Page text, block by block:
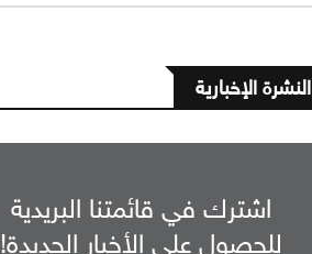
النشرة الإخبارية
اشترك في قائمتنا البريدية
للحصول على الأخبار الجديدة!